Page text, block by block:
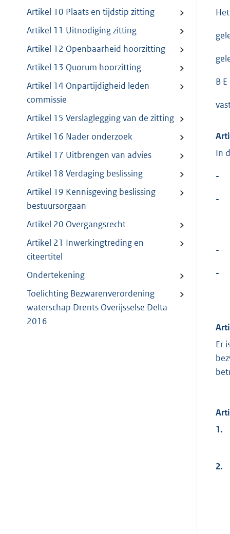
Artikel 10 Plaats en tijdstip zitting
Artikel 11 Uitnodiging zitting
Artikel 12 Openbaarheid hoorzitting
Artikel 13 Quorum hoorzitting
Artikel 14 Onpartijdigheid leden
commissie
Artikel 15 Verslaglegging van de zitting
Artikel 16 Nader onderzoek
Artikel 17 Uitbrengen van advies
Artikel 18 Verdaging beslissing
Artikel 19 Kennisgeving beslissing
bestuursorgaan
Artikel 20 Overgangsrecht
Artikel 21 Inwerkingtreding en
citeertitel
Ondertekening
Toelichting Bezwarenverordening
waterschap Drents Overijsselse Delta
2016
B
In
-
-
-
-
Er
1.
2.